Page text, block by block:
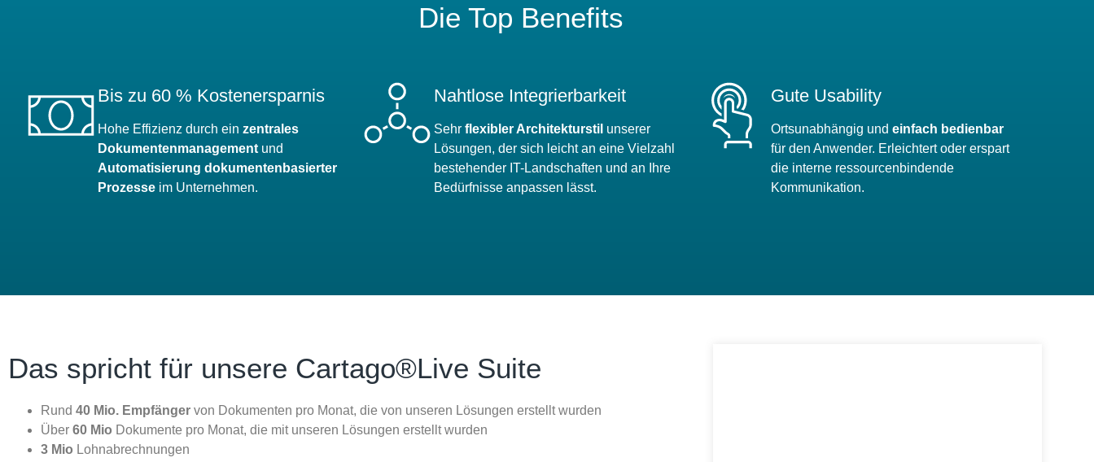
Die Top Benefits
Bis zu 60 % Kostenersparnis
Hohe Effizienz durch ein zentrales
Dokumentenmanagement und
Automatisierung dokumentenbasierter
Prozesse im Unternehmen.
Nahtlose Integrierbarkeit
Sehrflexibler Architekturstil unserer
Lösungen, der sich leicht an eine Vielzahl
bestehender IT-Landschaften und an Ihre
Bedürfnisse anpassen lässt.
Gute Usability
Ortsunabhängig und einfach bedienbar
für den Anwender. Erleichtert oder erspart
die interne ressourcenbindende
Kommunikation.
Das spricht für unsere Cartago®Live Suite
Rund 40 Mio. Empfänger von Dokumenten pro Monat, die von unseren Lösungen erstellt wurden
Über 60 Mio Dokumente pro Monat, die mit unseren Lösungen erstellt wurden
3 Mio Lohnabrechnungen